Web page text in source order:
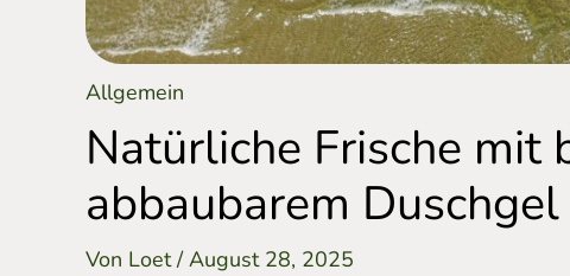
Allgemein
Natürliche Frische mit
abbaubarem
Von Loet/August 28, 2025